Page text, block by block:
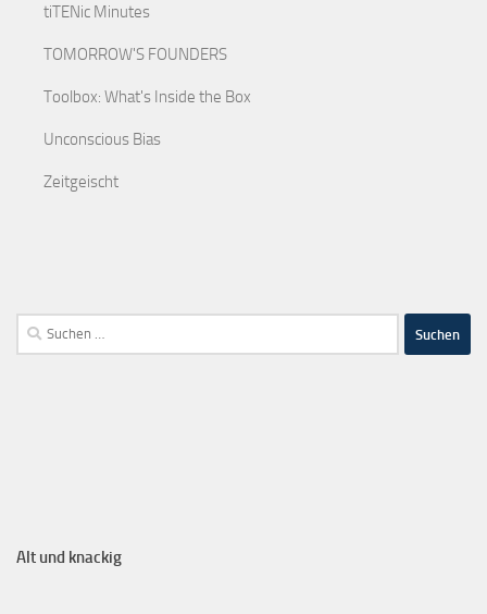
tiTENic Minutes
TOMORROW'S FOUNDERS
Toolbox: What's Inside the Box
Unconscious Bias
Zeitgeischt
Alt und knackig